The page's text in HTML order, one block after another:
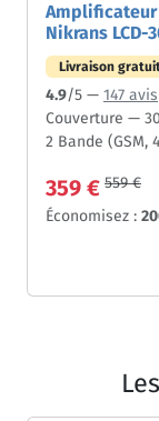
Amplificateur
Nikrans LCD-
Livraison
4.9/5 — 147 avis
Couverture —
2 Bande (GSM,
359 € 559 €
Économisez :